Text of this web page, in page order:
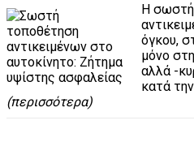
Η
όγκου,
μόνο
αλλά -
κατά
(περισσότερα)